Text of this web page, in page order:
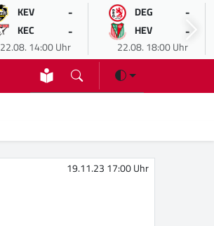
KEV -
KEC -
22.08. 14:00 Uhr
DEG -
HEV -
22.08. 18:00 Uhr
19.11.23 17:00 Uhr